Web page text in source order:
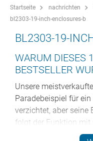
Startseite nachrichten
bl2303-19-inch-enclosures-b
BL2303-19-
WARUM DIESES
BESTSELLER
Unsere
Paradebeispiel für
verzichtet, aber seine
folgt der Funktion mit
COMBIMET ist nicht